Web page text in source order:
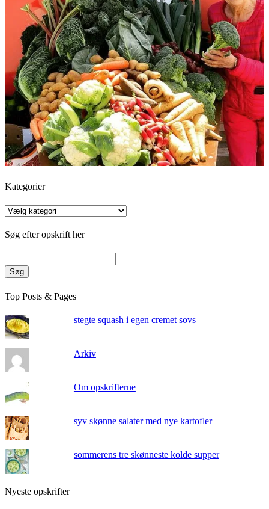
Kategorier
Kategorier
Søg efter opskrift her
Søg
Top Posts & Pages
stegte squash i egen cremet sovs
Arkiv
Om opskrifterne
syv skønne salater med nye kartofler
sommerens tre skønneste kolde supper
Nyeste opskrifter